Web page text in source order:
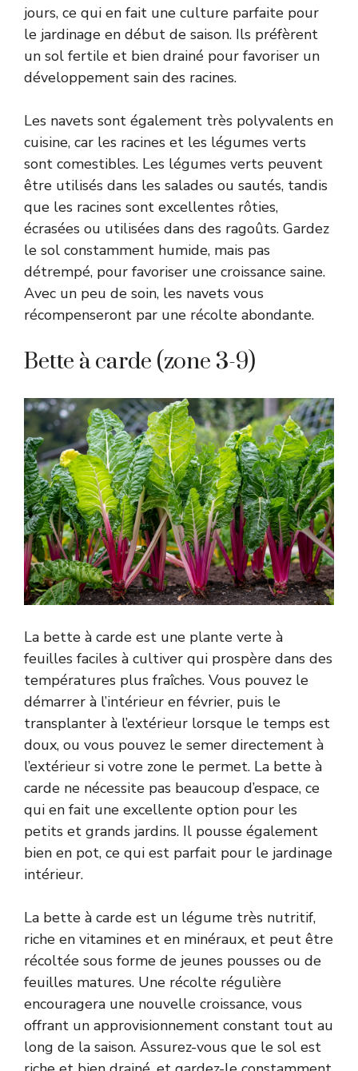
jours, ce qui en fait une culture parfaite pour
le jardinage en début de saison. Ils préfèrent
un sol fertile et bien drainé pour favoriser un
développement sain des racines.
Les navets sont également très polyvalents en
cuisine, car les racines et les légumes verts
sont comestibles. Les légumes verts peuvent
être utilisés dans les salades ou sautés, tandis
que les racines sont excellentes rôties,
écrasées ou utilisées dans des ragoûts. Gardez
le sol constamment humide, mais pas
détrempé, pour favoriser une croissance saine.
Avec un peu de soin, les navets vous
récompenseront par une récolte abondante.
Bette à carde (zone 3-9)
La bette à carde est une plante verte à
feuilles faciles à cultiver qui prospère dans des
températures plus fraîches. Vous pouvez le
démarrer à l’intérieur en février, puis le
transplanter à l’extérieur lorsque le temps est
doux, ou vous pouvez le semer directement à
l’extérieur si votre zone le permet. La bette à
carde ne nécessite pas beaucoup d’espace, ce
qui en fait une excellente option pour les
petits et grands jardins. Il pousse également
bien en pot, ce qui est parfait pour le jardinage
intérieur.
La bette à carde est un légume très nutritif,
riche en vitamines et en minéraux, et peut être
récoltée sous forme de jeunes pousses ou de
feuilles matures. Une récolte régulière
encouragera une nouvelle croissance, vous
offrant un approvisionnement constant tout au
long de la saison. Assurez-vous que le sol est